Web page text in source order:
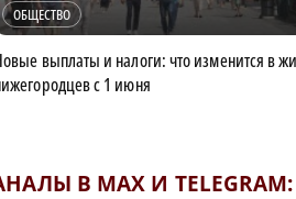
ОБЩЕСТВО
выплаты и налоги: что изменится в
с 1 июня
В MAX И TELEGRAM: